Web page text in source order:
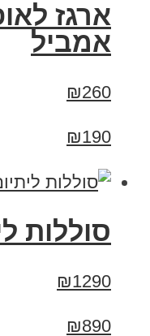
ארגז
אמביל
₪260
₪190
סוללות
₪1290
₪890